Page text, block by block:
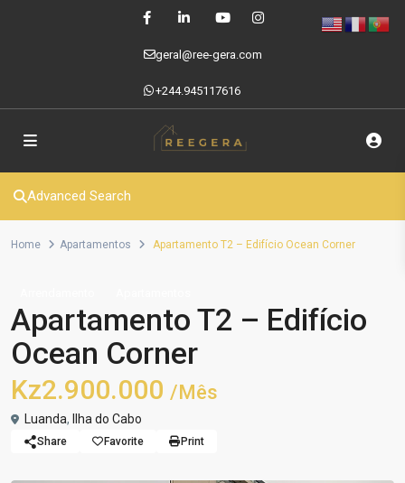
geral@ree-gera.com
+244.945117616
Advanced Search
Home Apartamentos Apartamento T2 – Edifício Ocean Corner
Apartamento T2 – Edifício
Ocean Corner
Kz2.900.000 /Mês
Luanda, Ilha do Cabo
Share Favorite Print